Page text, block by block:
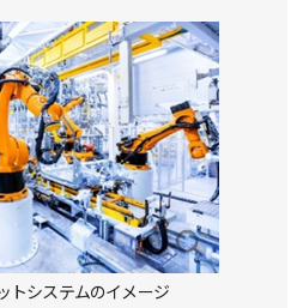
トシステムのイメージ